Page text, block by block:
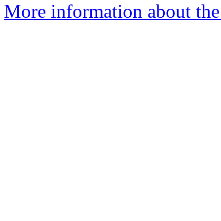
More information about